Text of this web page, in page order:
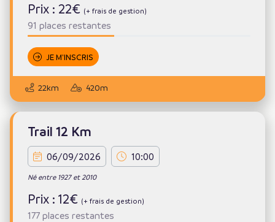
Prix : 22€ (+ frais de gestion)
91 places restantes
JE M'INSCRIS
22km 420m
Trail 12 Km
06/09/2026 10:00
Né entre 1927 et 2010
Prix : 12€ (+ frais de gestion)
177 places restantes